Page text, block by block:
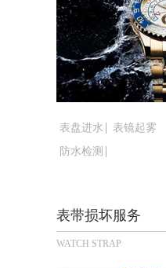
表盘进水 表镜起雾
防水检测
表带损坏服务
WATCH STRAP